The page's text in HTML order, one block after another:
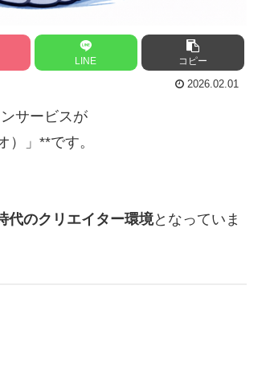
LINE コピー
2026.02.01
サービスが
」**です。
代のクリエイター環境となっていま